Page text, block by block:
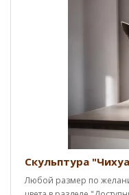
Скульптура
Любой размер по